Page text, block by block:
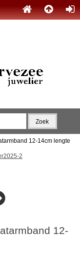
12-14cm lengte
12-